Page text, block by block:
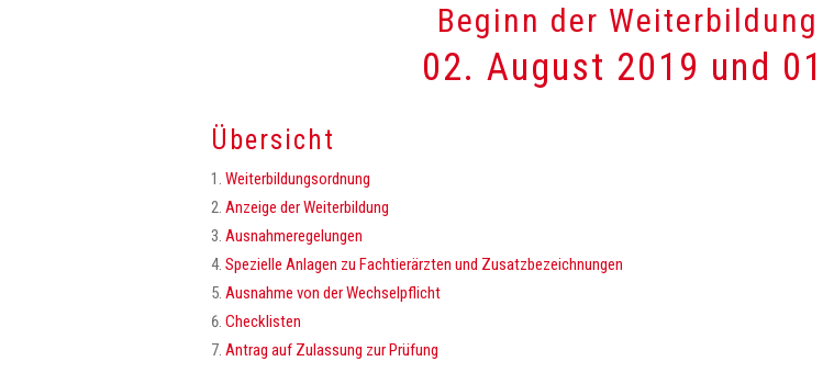
Beginn der
02. August 2019 und
Übersicht
Weiterbildungsordnung
Anzeige der Weiterbildung
Ausnahmeregelungen
Spezielle Anlagen zu Fachtierärzten und Zusatzbezeichnungen
Ausnahme von der Wechselpflicht
Checklisten
Antrag auf Zulassung zur Prüfung